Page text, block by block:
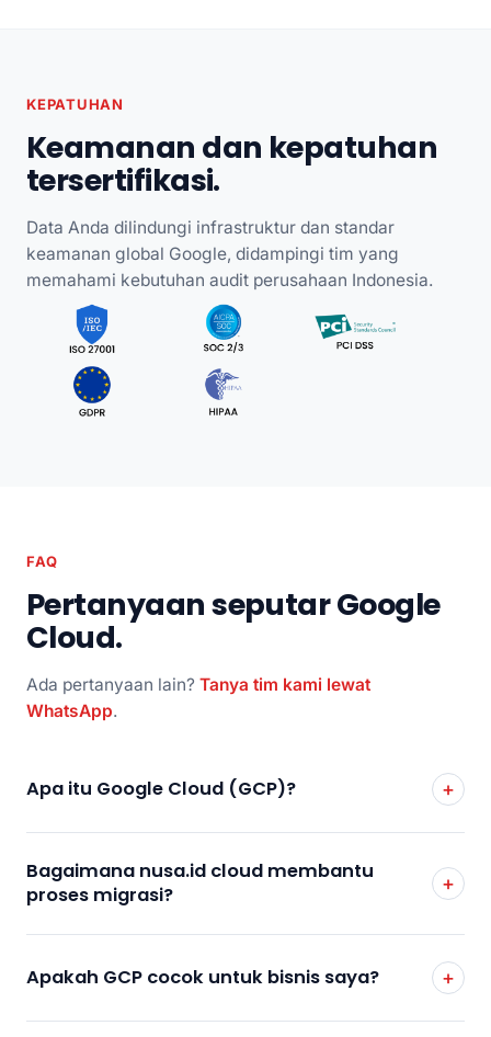
KEPATUHAN
Keamanan dan kepatuhan
tersertifikasi.
Data Anda dilindungi infrastruktur dan standar
keamanan global Google, didampingi tim yang
memahami kebutuhan audit perusahaan Indonesia.
FAQ
Pertanyaan seputar Google
Cloud.
Ada pertanyaan lain? Tanya tim kami lewat
WhatsApp.
Apa itu Google Cloud (GCP)?
Bagaimana nusa.id cloud membantu
proses migrasi?
Apakah GCP cocok untuk bisnis saya?